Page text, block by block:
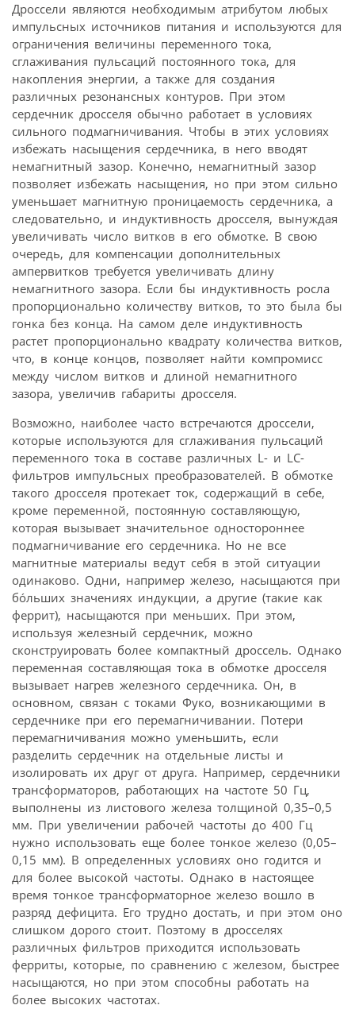
Дроссели являются необходимым атрибутом любых
импульсных источников питания и используются для
ограничения величины переменного тока,
сглаживания пульсаций постоянного тока, для
накопления энергии, а также для создания
различных резонансных контуров. При этом
сердечник дросселя обычно работает в условиях
сильного подмагничивания. Чтобы в этих условиях
избежать насыщения сердечника, в него вводят
немагнитный зазор. Конечно, немагнитный зазор
позволяет избежать насыщения, но при этом сильно
уменьшает магнитную проницаемость сердечника, а
следовательно, и индуктивность дросселя, вынуждая
увеличивать число витков в его обмотке. В свою
очередь, для компенсации дополнительных
ампервитков требуется увеличивать длину
немагнитного зазора. Если бы индуктивность росла
пропорционально количеству витков, то это была бы
гонка без конца. На самом деле индуктивность
растет пропорционально квадрату количества витков,
что, в конце концов, позволяет найти компромисс
между числом витков и длиной немагнитного
зазора, увеличив габариты дросселя.
Возможно, наиболее часто встречаются дроссели,
которые используются для сглаживания пульсаций
переменного тока в составе различных L- и LC-
фильтров импульсных преобразователей. В обмотке
такого дросселя протекает ток, содержащий в себе,
кроме переменной, постоянную составляющую,
которая вызывает значительное одностороннее
подмагничивание его сердечника. Но не все
магнитные материалы ведут себя в этой ситуации
одинаково. Одни, например железо, насыщаются при
бóльших значениях индукции, а другие (такие как
феррит), насыщаются при меньших. При этом,
используя железный сердечник, можно
сконструировать более компактный дроссель. Однако
переменная составляющая тока в обмотке дросселя
вызывает нагрев железного сердечника. Он, в
основном, связан с токами Фуко, возникающими в
сердечнике при его перемагничивании. Потери
перемагничивания можно уменьшить, если
разделить сердечник на отдельные листы и
изолировать их друг от друга. Например, сердечники
трансформаторов, работающих на частоте 50 Гц,
выполнены из листового железа толщиной 0,35–0,5
мм. При увеличении рабочей частоты до 400 Гц
нужно использовать еще более тонкое железо (0,05–
0,15 мм). В определенных условиях оно годится и
для более высокой частоты. Однако в настоящее
время тонкое трансформаторное железо вошло в
разряд дефицита. Его трудно достать, и при этом оно
слишком дорого стоит. Поэтому в дросселях
различных фильтров приходится использовать
ферриты, которые, по сравнению с железом, быстрее
насыщаются, но при этом способны работать на
более высоких частотах.